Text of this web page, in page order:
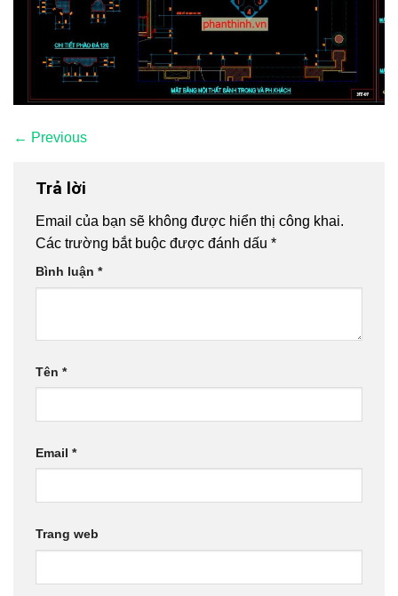
← Previous
Trả lời
Email của bạn sẽ không được hiển thị công khai.
Các trường bắt buộc được đánh dấu *
Bình luận *
Tên *
Email *
Trang web